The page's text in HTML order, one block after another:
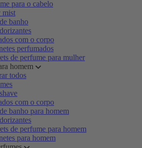
para o cabelo
mist
banho
com o corpo
perfumados
de perfume para mulher
homem
todos
com o corpo
banho para homem
de perfume para homem
para homem